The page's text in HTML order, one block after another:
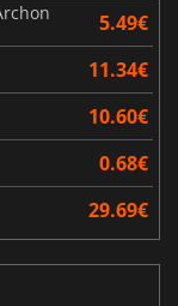
5.49€
11.34€
10.60€
0.68€
29.69€